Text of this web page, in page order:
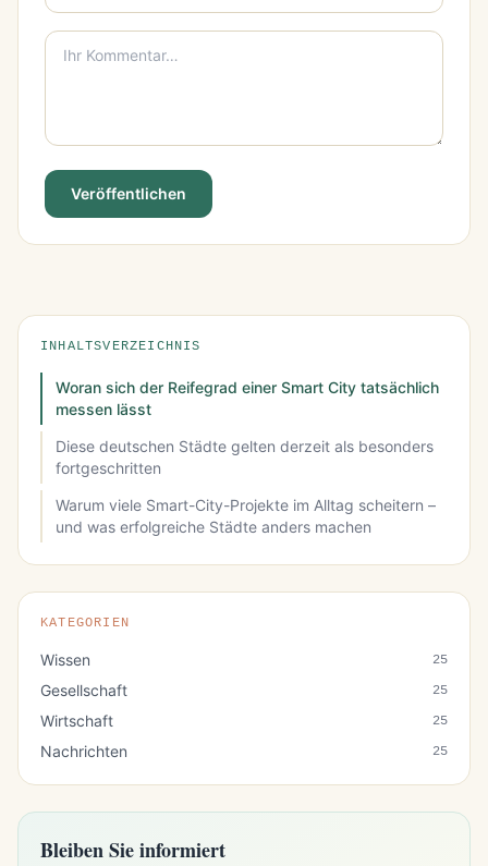
Veröffentlichen
INHALTSVERZEICHNIS
Woran sich der Reifegrad einer Smart City tatsächlich
messen lässt
Diese deutschen Städte gelten derzeit als besonders
fortgeschritten
Warum viele Smart-City-Projekte im Alltag scheitern –
und was erfolgreiche Städte anders machen
KATEGORIEN
Wissen 25
Gesellschaft 25
Wirtschaft 25
Nachrichten 25
Bleiben Sie informiert